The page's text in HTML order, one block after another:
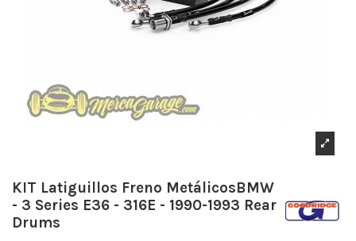
KIT Latiguillos Freno MetálicosBMW
- 3 Series E36 - 316E - 1990-1993 Rear
Drums